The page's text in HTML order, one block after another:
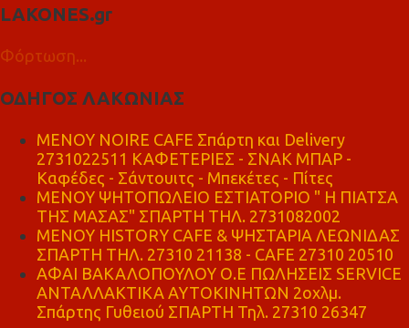
LAKONES.gr
Φόρτωση...
ΟΔΗΓΟΣ ΛΑΚΩΝΙΑΣ
MENOY NOIRE CAFE Σπάρτη και Delivery
2731022511 ΚΑΦΕΤΕΡΙΕΣ - ΣΝΑΚ ΜΠΑΡ -
Καφέδες - Σάντουιτς - Μπεκέτες - Πίτες
ΜΕΝΟΥ ΨΗΤΟΠΩΛΕΙΟ ΕΣΤΙΑΤΟΡΙΟ " Η ΠΙΑΤΣΑ
ΤΗΣ ΜΑΣΑΣ" ΣΠΑΡΤΗ ΤΗΛ. 2731082002
ΜΕΝΟΥ HISTORY CAFE & ΨΗΣΤΑΡΙΑ ΛΕΩΝΙΔΑΣ
ΣΠΑΡΤΗ ΤΗΛ. 27310 21138 - CAFE 27310 20510
ΑΦΑΙ ΒΑΚΑΛΟΠΟΥΛΟΥ Ο.Ε ΠΩΛΗΣΕΙΣ SERVICE
ΑΝΤΑΛΛΑΚΤΙΚΑ ΑΥΤΟΚΙΝΗΤΩΝ 2οχλμ.
Σπάρτης Γυθειού ΣΠΑΡΤΗ Τηλ. 27310 26347